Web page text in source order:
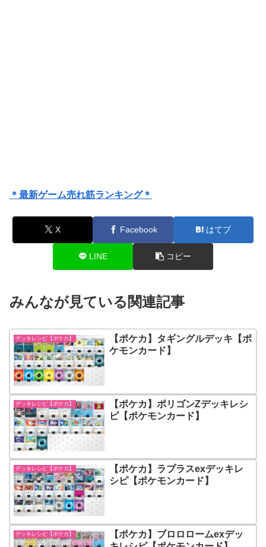
＊最新ゲーム売れ筋ランキング＊
X Facebook はてブ
LINE コピー
みんなが見ている関連記事
デッキレシピ【ポケカ】
【ポケカ】タギングルデッキ【ポ
ケモンカード】
デッキレシピ【ポケカ】
【ポケカ】ポリゴンZデッキレシ
ピ【ポケモンカード】
デッキレシピ【ポケカ】
【ポケカ】ラプラスexデッキレ
シピ【ポケモンカード】
デッキレシピ【ポケカ】
【ポケカ】ブロロロームexデッ